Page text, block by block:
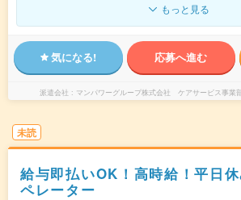
もっと見る
気になる! 応募へ進む
派遣会社 マンパワーグループ株式会社 ケアサービス事業
未読
給与即払いOK！高時給！平日
ペレーター